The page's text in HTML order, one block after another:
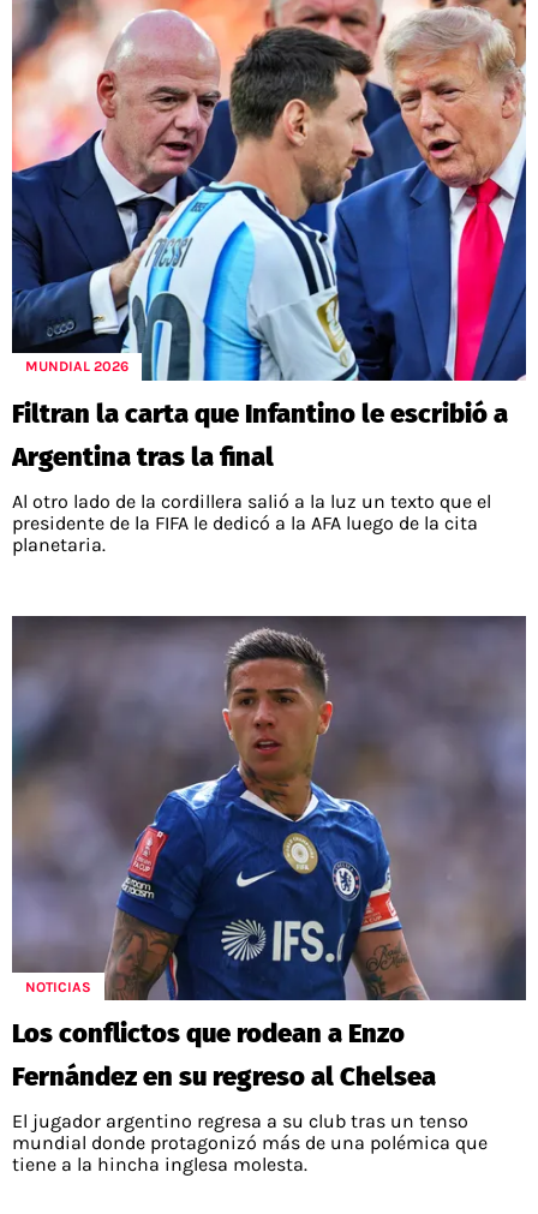
MUNDIAL 2026
Filtran la carta que Infantino le escribió a
Argentina tras la final
Al otro lado de la cordillera salió a la luz un texto que el
presidente de la FIFA le dedicó a la AFA luego de la cita
planetaria.
NOTICIAS
Los conflictos que rodean a Enzo
Fernández en su regreso al Chelsea
El jugador argentino regresa a su club tras un tenso
mundial donde protagonizó más de una polémica que
tiene a la hincha inglesa molesta.